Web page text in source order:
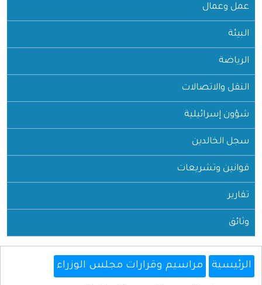
عمل وعمال
البيئة
الرياضة
النقل والاتصالات
شؤون إسرائيلية
سجل الخالدين
قوانين وتشريعات
تقارير
وثائق
الرئيسية مراسيم وقرارات مجلس الوزراء